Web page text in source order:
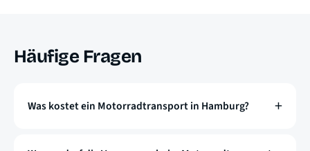
Häufige Fragen
Was kostet ein Motorradtransport in Hamburg?